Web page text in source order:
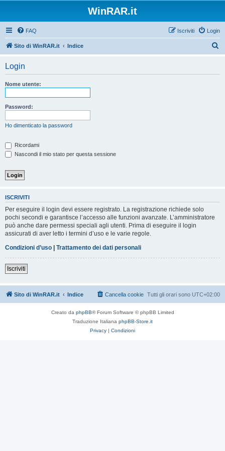
WinRAR.it
FAQ Login
Iscriviti
Sito di WinRAR.it Indice
Login
Nome utente:
Password:
Ho dimenticato la password
Ricordami
Nascondi il mio stato per questa sessione
ISCRIVITI
Per eseguire il login devi essere registrato. La registrazione richiede solo
pochi secondi e garantisce l’accesso alle funzioni avanzate. L’amministratore
può anche dare permessi speciali agli utenti. Prima di eseguire il login
assicurati di aver letto i termini d’uso e le varie regole.
Condizioni d’uso | Trattamento dei dati personali
Iscriviti
Sito di WinRAR.it Indice Tutti gli orari sono UTC+02:00
Cancella cookie
Creato da phpBB® Forum Software © phpBB Limited
Traduzione Italiana phpBB-Store.it
Privacy | Condizioni